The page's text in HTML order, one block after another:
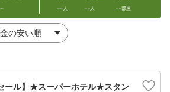
--人 --人 --部屋
ール】★スーパーホテル★スタン